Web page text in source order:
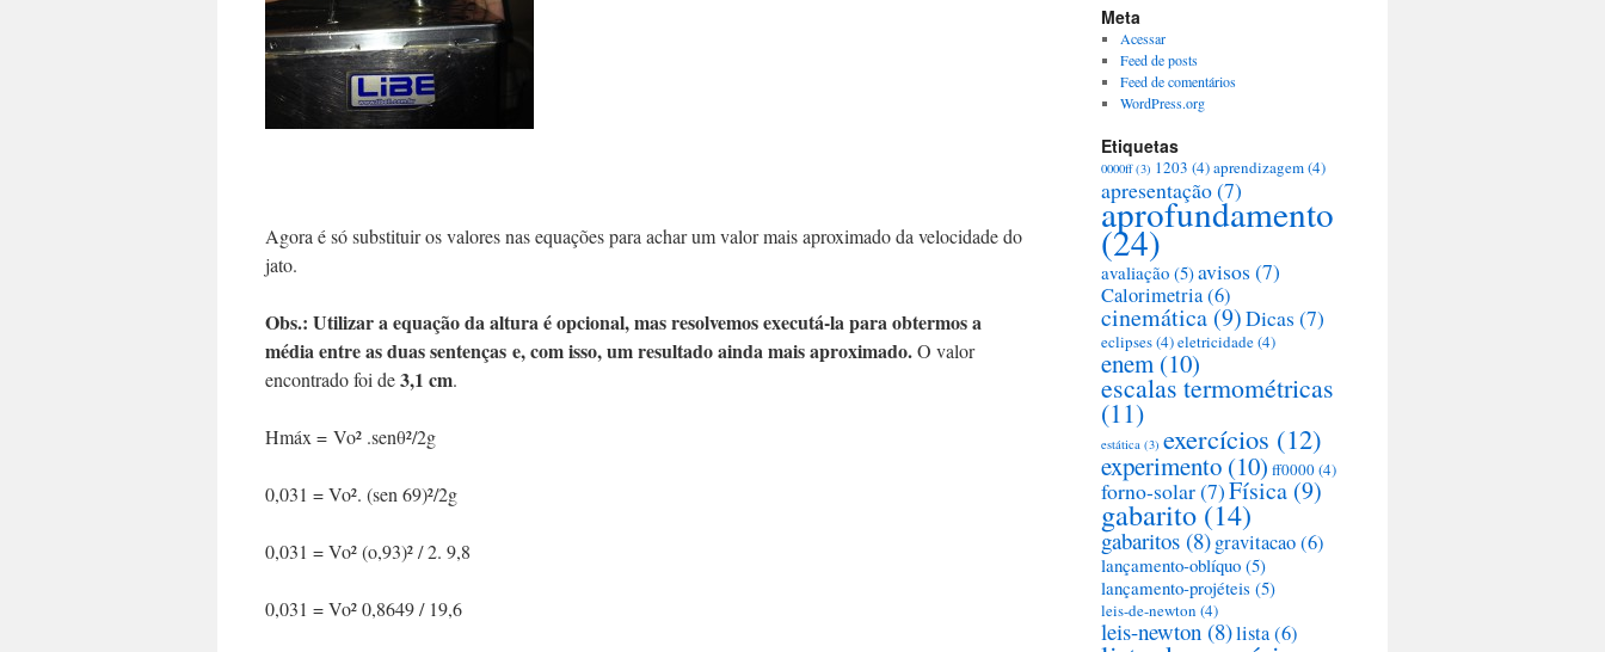
Agora é só substituir os valores nas equações para achar um valor mais aproximado da velocidade do
jato.
Obs.: Utilizar a equação da altura é opcional, mas resolvemos executá-la para obtermos a
média entre as duas sentenças e, com isso, um resultado ainda mais aproximado.O valor
encontrado foi de3,1 cm.
Hmáx = Vo² .senθ²/2g
0,031 = Vo². (sen 69)²/2g
0,031 = Vo² (o,93)² / 2. 9,8
0,031 = Vo² 0,8649 / 19,6
Meta
Acessar
Feed de posts
Feed de comentários
WordPress.org
Etiquetas
0000ff(3) 1203 (4)aprendizagem(4)
apresentação(7)
aprofundamento
(24)
avaliação (5)avisos (7)
Calorimetria(6)
cinemática (9)Dicas (7)
eclipses(4)eletricidade(4)
enem (10)
escalas termométricas
(11)
estática (3) exercícios (12)
experimento (10) ff0000(4)
forno-solar(7)Física (9)
gabarito(14)
gabaritos (8)gravitacao(6)
lançamento-oblíquo (5)
lançamento-projéteis (5)
leis-de-newton (4)
leis-newton (8)lista(6)